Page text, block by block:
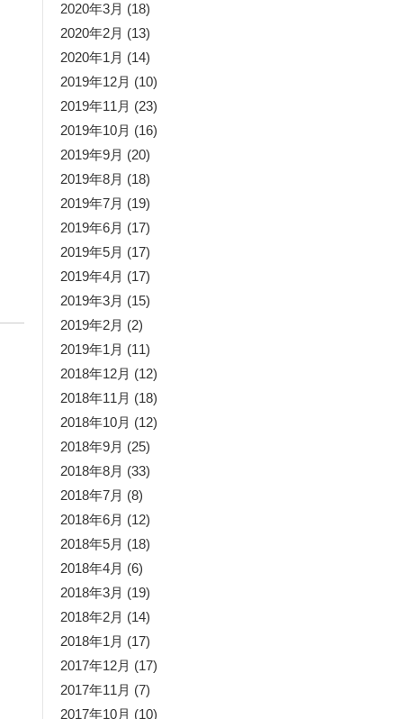
2020年3月 (18)
2020年2月 (13)
2020年1月 (14)
2019年12月 (10)
2019年11月 (23)
2019年10月 (16)
2019年9月 (20)
2019年8月 (18)
2019年7月 (19)
2019年6月 (17)
2019年5月 (17)
2019年4月 (17)
2019年3月 (15)
2019年2月 (2)
2019年1月 (11)
2018年12月 (12)
2018年11月 (18)
2018年10月 (12)
2018年9月 (25)
2018年8月 (33)
2018年7月 (8)
2018年6月 (12)
2018年5月 (18)
2018年4月 (6)
2018年3月 (19)
2018年2月 (14)
2018年1月 (17)
2017年12月 (17)
2017年11月 (7)
2017年10月 (10)